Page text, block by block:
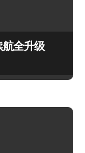
全升级